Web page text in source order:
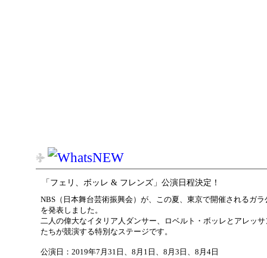
「フェリ、ボッレ & フレンズ」公演日程決定！
NBS（日本舞台芸術振興会）が、この夏、東京で開催されるガ
を発表しました。
二人の偉大なイタリア人ダンサー、ロベルト・ボッレとアレッ
たちが競演する特別なステージです。
公演日：2019年7月31日、8月1日、8月3日、8月4日